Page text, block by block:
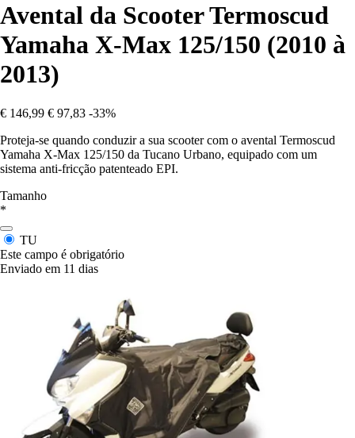
Avental da Scooter Termoscud
Yamaha X-Max 125/150 (2010 à
2013)
€ 146,99 € 97,83 -33%
Proteja-se quando conduzir a sua scooter com o avental Termoscud
Yamaha X-Max 125/150 da Tucano Urbano, equipado com um
sistema anti-fricção patenteado EPI.
Tamanho
*
TU
Este campo é obrigatório
Enviado em 11 dias